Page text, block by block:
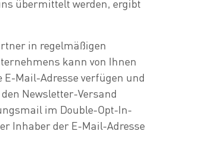
übermittelt werden, ergibt
in regelmäßigen
kann von Ihnen
Mail-Adresse verfügen und
Newsletter-Versand
im Double-Opt-In-
Inhaber der E-Mail-Adresse